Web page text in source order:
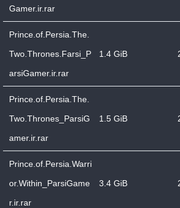
Gamer.ir.rar
Prince.of.Persia.The.
Two.Thrones.Farsi_P
arsiGamer.ir.rar
1.4 GiB
Prince.of.Persia.The.
Two.Thrones_ParsiG
amer.ir.rar
1.5 GiB
Prince.of.Persia.Warri
or.Within_ParsiGame
r.ir.rar
3.4 GiB